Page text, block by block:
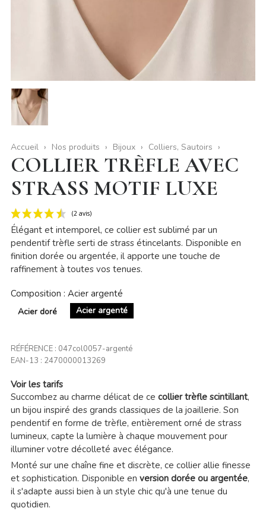
Accueil Nos produits Bijoux Colliers, Sautoirs
COLLIER TRÈFLE AVEC
STRASS MOTIF LUXE
(2 avis)
Élégant et intemporel, ce collier est sublimé par un
pendentif trèfle serti de strass étincelants. Disponible en
finition dorée ou argentée, il apporte une touche de
raffinement à toutes vos tenues.
Composition : Acier argenté
Acier doré Acier argenté
RÉFÉRENCE : 047col0057-argenté
EAN-13 : 2470000013269
Voir les tarifs
Succombez au charme délicat de ce collier trèfle scintillant,
un bijou inspiré des grands classiques de la joaillerie. Son
pendentif en forme de trèfle, entièrement orné de strass
lumineux, capte la lumière à chaque mouvement pour
illuminer votre décolleté avec élégance.
Monté sur une chaîne fine et discrète, ce collier allie finesse
et sophistication. Disponible en version dorée ou argentée,
il s'adapte aussi bien à un style chic qu'à une tenue du
quotidien.